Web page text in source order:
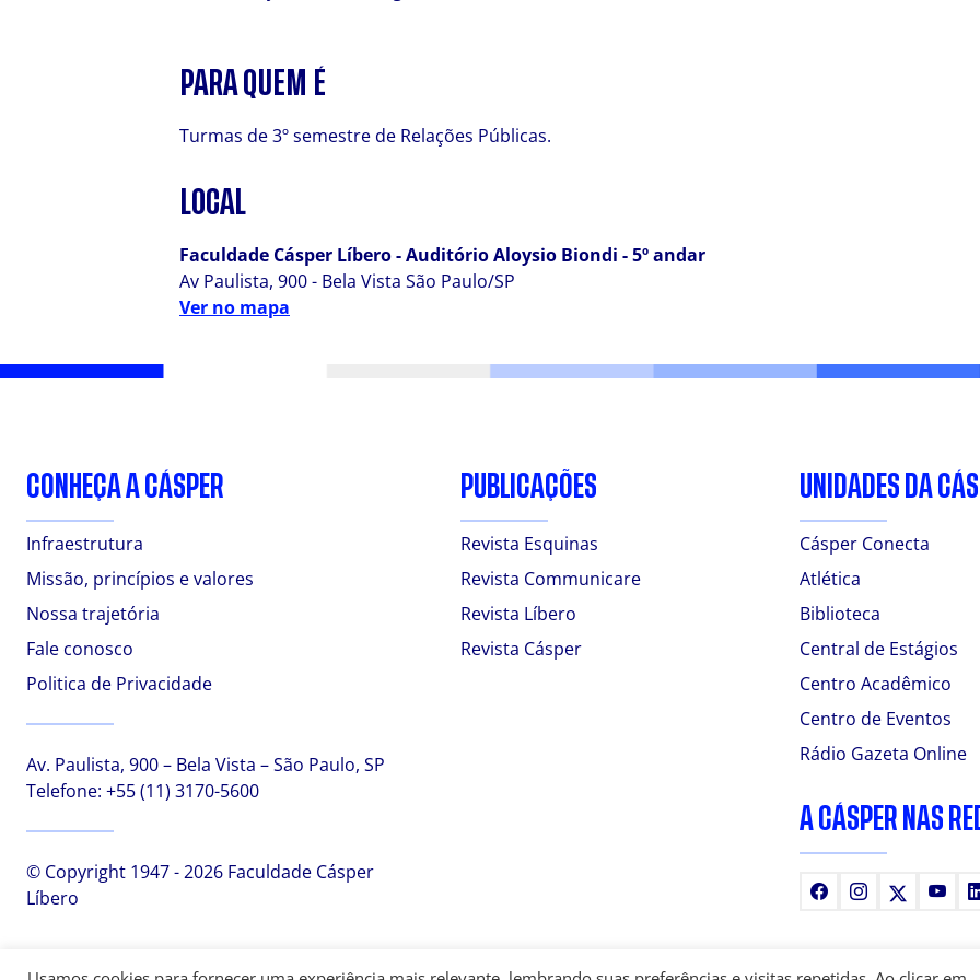
PARA QUEM É
Turmas de 3º semestre de Relações Públicas.
LOCAL
Faculdade Cásper Líbero - Auditório Aloysio Biondi - 5º andar
Av Paulista, 900 - Bela Vista São Paulo/SP
Ver no mapa
CONHEÇA A CÁSPER
Infraestrutura
Missão, princípios e valores
Nossa trajetória
Fale conosco
Politica de Privacidade
Av. Paulista, 900 – Bela Vista – São Paulo, SP
Telefone: +55 (11) 3170-5600
© Copyright 1947 - 2026 Faculdade Cásper
Líbero
PUBLICAÇÕES
Revista Esquinas
Revista Communicare
Revista Líbero
Revista Cásper
UNIDADES DA
Cásper Conecta
Atlética
Biblioteca
Central de Estágios
Centro Acadêmico
Centro de Eventos
Rádio Gazeta Online
A CÁSPER NAS
FacebookInstagram